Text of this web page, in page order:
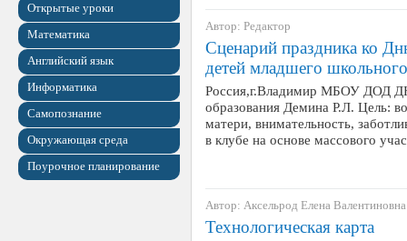
Открытые уроки
Математика
Английский язык
Информатика
Самопознание
Окружающая среда
Поурочное планирование
Автор: Редактор
Сценарий праздника ко
детей младшего
Россия,г.Владимир МБОУ ДОД
образования Демина Р.Л. Цель:
матери, внимательность,
в клубе на основе массового
Автор: Аксельрод Елена Валентиновна
Технологическая карта